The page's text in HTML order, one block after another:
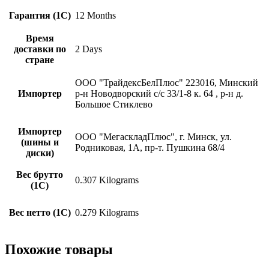
Гарантия (1С) 12 Months
Время
доставки по
стране
2 Days
Импортер
ООО "ТрайдексБелПлюс" 223016, Минский
р-н Новодворский с/с 33/1-8 к. 64 , р-н д.
Большое Стиклево
Импортер
(шины и
диски)
ООО "МегаскладПлюс", г. Минск, ул.
Родниковая, 1А, пр-т. Пушкина 68/4
Вес брутто
(1С)
0.307 Kilograms
Вес нетто (1С) 0.279 Kilograms
Похожие товары